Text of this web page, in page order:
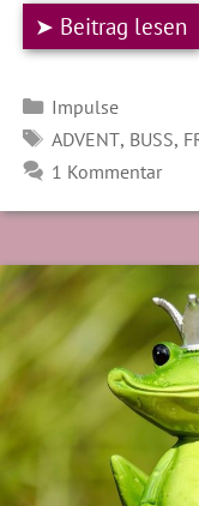
➤ Beitrag lesen
Kategorien
Impulse
SCHLAGWÖRTER
ADVENT, BUSS ,
1 Kommentar